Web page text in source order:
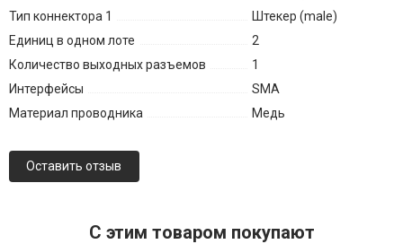
Тип коннектора 1
Штекер (male)
Единиц в одном лоте
2
Количество выходных разъемов
1
Интерфейсы
SMA
Материал проводника
Медь
Оставить отзыв
C этим товаром покупают